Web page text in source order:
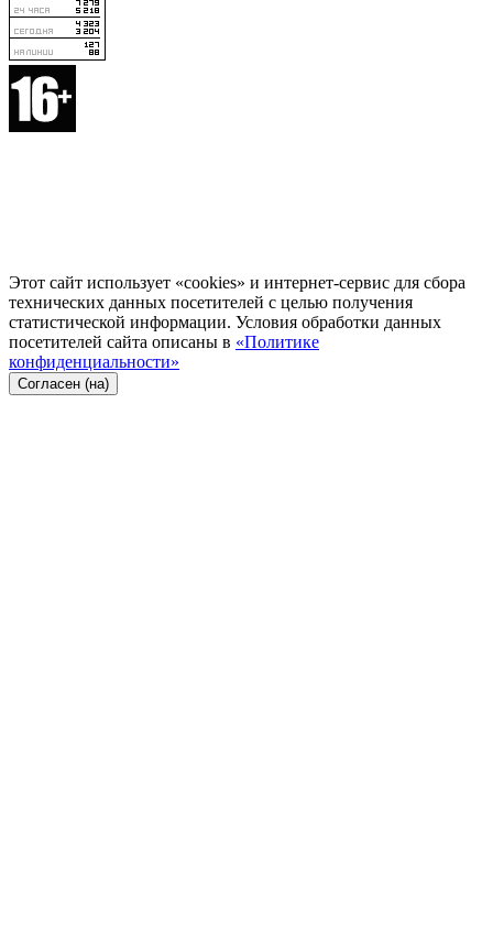
Этот сайт использует «cookies» и интернет-сервис для сбора
технических данных посетителей с целью получения
статистической информации. Условия обработки данных
посетителей сайта описаны в «Политике
конфиденциальности»
Согласен (на)